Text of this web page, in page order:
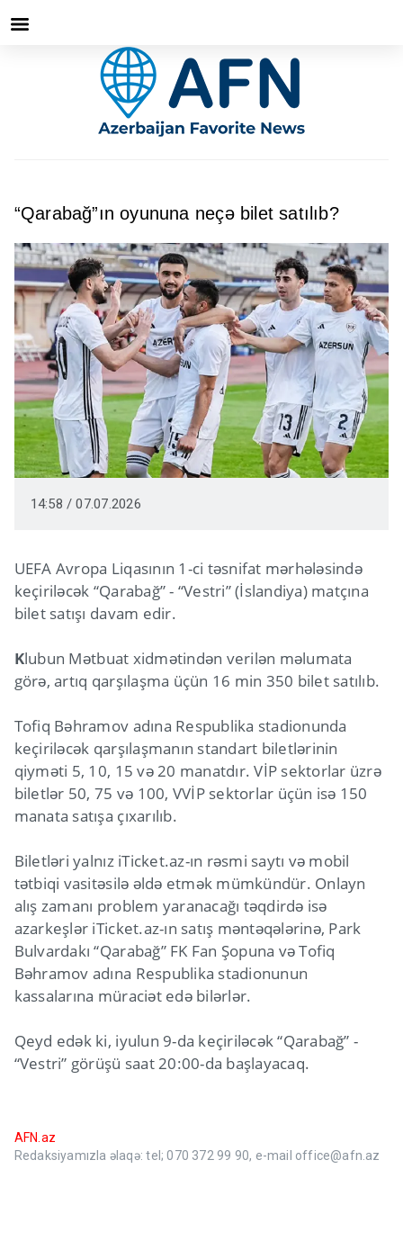
“Qarabağ”ın oyununa neçə bilet satılıb?
14:58 / 07.07.2026
UEFA Avropa Liqasının 1-ci təsnifat mərhələsində
keçiriləcək “Qarabağ” - “Vestri” (İslandiya) matçına
bilet satışı davam edir.
Klubun Mətbuat xidmətindən verilən məlumata
görə, artıq qarşılaşma üçün 16 min 350 bilet satılıb.
Tofiq Bəhramov adına Respublika stadionunda
keçiriləcək qarşılaşmanın standart biletlərinin
qiyməti 5, 10, 15 və 20 manatdır. VİP sektorlar üzrə
biletlər 50, 75 və 100, VVİP sektorlar üçün isə 150
manata satışa çıxarılıb.
Biletləri yalnız iTicket.az-ın rəsmi saytı və mobil
tətbiqi vasitəsilə əldə etmək mümkündür. Onlayn
alış zamanı problem yaranacağı təqdirdə isə
azarkeşlər iTicket.az-ın satış məntəqələrinə, Park
Bulvardakı “Qarabağ” FK Fan Şopuna və Tofiq
Bəhramov adına Respublika stadionunun
kassalarına müraciət edə bilərlər.
Qeyd edək ki, iyulun 9-da keçiriləcək “Qarabağ” -
“Vestri” görüşü saat 20:00-da başlayacaq.
AFN.az
Redaksiyamızla əlaqə: tel; 070 372 99 90, e-mail office@afn.az